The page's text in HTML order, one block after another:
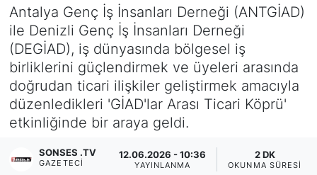
Antalya Genç İş İnsanları Derneği (ANTGİAD)
ile Denizli Genç İş İnsanları Derneği
(DEGİAD), iş dünyasında bölgesel iş
birliklerini güçlendirmek ve üyeleri arasında
doğrudan ticari ilişkiler geliştirmek amacıyla
düzenledikleri 'GİAD'lar Arası Ticari Köprü'
etkinliğinde bir araya geldi.
SONSES .TV
GAZETECI
12.06.2026 - 10:36
YAYINLANMA
2 DK
OKUNMA SÜRESI
DÜNYA
KÜLTÜR - SANAT
MAGAZİN
Süper Lig Puan Durumu ve Fikstür
Tüm Manşetler
Son Dakika Haberleri